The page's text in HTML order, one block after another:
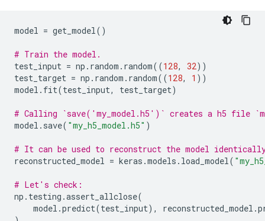
model = get_model()
# Train the model.
test_input = np . random . random((128, 32))
test_target = np . random . random((128, 1 ))
model . fit(test_input, test_target)
# Calling `save('my_model.h5')` creates a h5 file
model . save( "my_h5_model.h5" )
# It can be used to reconstruct the model
reconstructed_model = keras .models . load_model(
# Let's check:
np . testing .assert_allclose(
model .predict(test_input), reconstructed_model .